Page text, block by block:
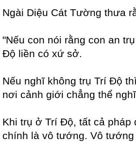
Ngài Diệu Cát Tường thưa
"Nếu con nói rằng con an
Độ liền có xứ sở.
Nếu nghĩ không trụ Trí Độ
nơi cảnh giới chẳng thể
Khi trụ ở Trí Độ, tất cả
chính là vô tướng. Vô